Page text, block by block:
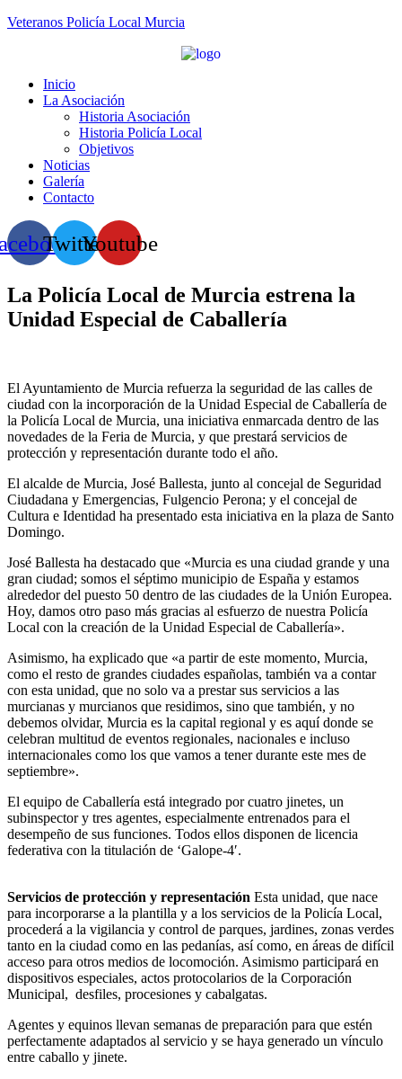
Veteranos Policía Local Murcia
Inicio
La Asociación
Historia Asociación
Historia Policía Local
Objetivos
Noticias
Galería
Contacto
TwitterYoutube
La Policía Local de Murcia estrena la
Unidad Especial de Caballería
El Ayuntamiento de Murcia refuerza la seguridad de las calles de
ciudad con la incorporación de la Unidad Especial de Caballería de
la Policía Local de Murcia, una iniciativa enmarcada dentro de las
novedades de la Feria de Murcia, y que prestará servicios de
protección y representación durante todo el año.
El alcalde de Murcia, José Ballesta, junto al concejal de Seguridad
Ciudadana y Emergencias, Fulgencio Perona; y el concejal de
Cultura e Identidad ha presentado esta iniciativa en la plaza de Santo
Domingo.
José Ballesta ha destacado que «Murcia es una ciudad grande y una
gran ciudad; somos el séptimo municipio de España y estamos
alrededor del puesto 50 dentro de las ciudades de la Unión Europea.
Hoy, damos otro paso más gracias al esfuerzo de nuestra Policía
Local con la creación de la Unidad Especial de Caballería».
Asimismo, ha explicado que «a partir de este momento, Murcia,
como el resto de grandes ciudades españolas, también va a contar
con esta unidad, que no solo va a prestar sus servicios a las
murcianas y murcianos que residimos, sino que también, y no
debemos olvidar, Murcia es la capital regional y es aquí donde se
celebran multitud de eventos regionales, nacionales e incluso
internacionales como los que vamos a tener durante este mes de
septiembre».
El equipo de Caballería está integrado por cuatro jinetes, un
subinspector y tres agentes, especialmente entrenados para el
desempeño de sus funciones. Todos ellos disponen de licencia
federativa con la titulación de ‘Galope-4′.
Servicios de protección y representación Esta unidad, que nace
para incorporarse a la plantilla y a los servicios de la Policía Local,
procederá a la vigilancia y control de parques, jardines, zonas verdes
tanto en la ciudad como en las pedanías, así como, en áreas de difícil
acceso para otros medios de locomoción. Asimismo participará en
dispositivos especiales, actos protocolarios de la Corporación
Municipal, desfiles, procesiones y cabalgatas.
Agentes y equinos llevan semanas de preparación para que estén
perfectamente adaptados al servicio y se haya generado un vínculo
entre caballo y jinete.